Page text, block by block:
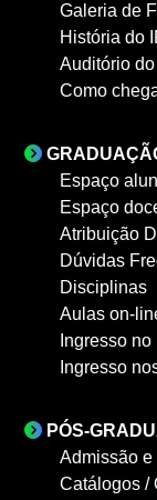
Galeria de
História do
Auditório
Como
Espaço
Espaço
Atribuição
Dúvidas
Disciplinas
Aulas on-
Ingresso no
Ingresso
PÓS-
Admissão e
Catálogos /